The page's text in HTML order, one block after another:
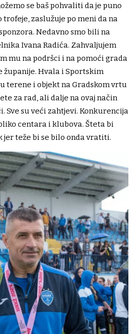
se baš pohvaliti da je puno
zaslužuje po meni da na
Nedavno smo bili na
Ivana Radića. Zahvaljujem
mu na podršci i na pomoći grada
županije. Hvala i Sportskim
terene i objekt na Gradskom vrtu
za rad, ali dalje na ovaj način
Sve su veći zahtjevi. Konkurencija
centara i klubova. Šteta bi
teže bi se bilo onda vratiti.